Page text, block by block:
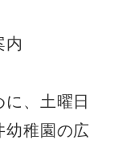
内
、土曜日
幼稚園の広